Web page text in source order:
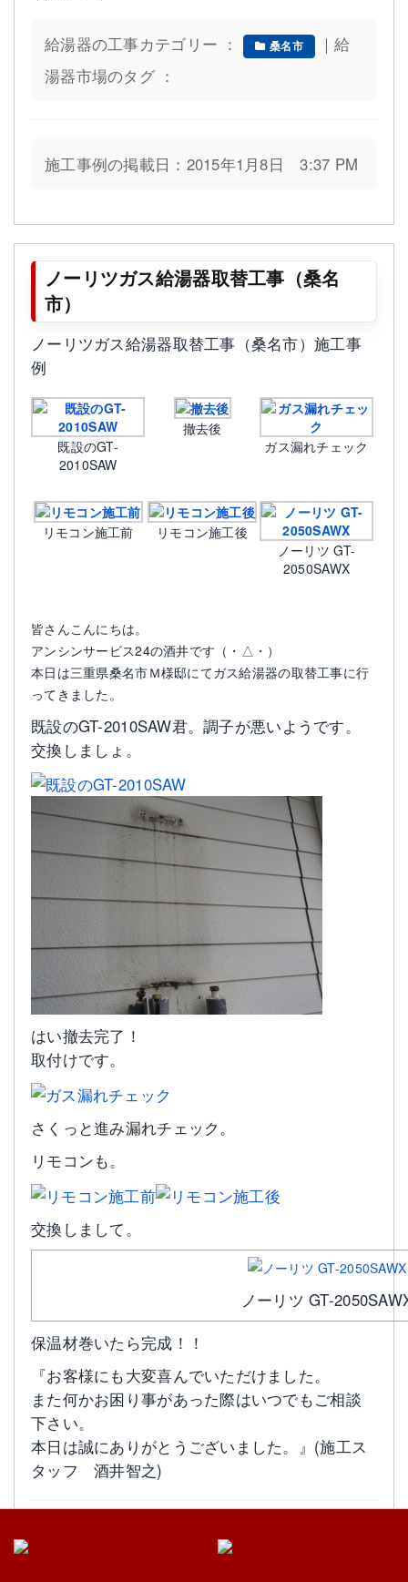
給湯器の工事カテゴリー ： 桑名市
｜給
湯器市場のタグ ：
施工事例の掲載日：2015年1月8日 3:37 PM
ノーリツガス給湯器取替工事（桑名
市）
ノーリツガス給湯器取替工事（桑名市）施工事
例
既設のGT-
2010SAW
撤去後
ガス漏れチェック
リモコン施工前
リモコン施工後
ノーリツ GT-
2050SAWX
皆さんこんにちは。
アンシンサービス24の酒井です（・△・）
本日は三重県桑名市Ｍ様邸にてガス給湯器の取替工事に行
ってきました。
既設のGT-2010SAW君。調子が悪いようです。
交換しましょ。
はい撤去完了！
取付けです。
さくっと進み漏れチェック。
リモコンも。
交換しまして。
ノーリツ GT-
保温材巻いたら完成！！
『お客様にも大変喜んでいただけました。
また何かお困り事があった際はいつでもご相談
下さい。
本日は誠にありがとうございました。』(施工ス
タッフ 酒井智之)